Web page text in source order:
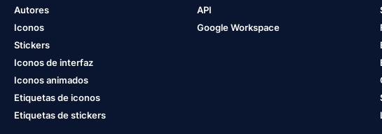
Autores
Iconos
Stickers
Iconos de interfaz
Iconos animados
Etiquetas de iconos
Etiquetas de stickers
API
Google Workspace